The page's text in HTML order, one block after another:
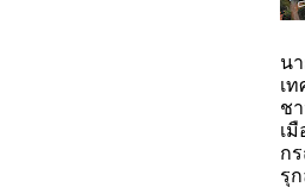
น
เท
ช
เมื
ก
รุ